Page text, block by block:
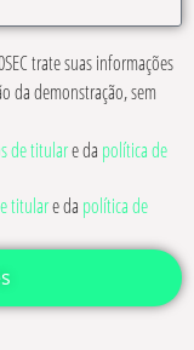
trate suas informações
da demonstração, sem
de titulare da política de
titulare da política de